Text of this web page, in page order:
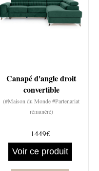
Canapé d'angle droit
convertible
(#Maison du Monde #Partenariat
rémunéré)
1449€
Voir ce produit